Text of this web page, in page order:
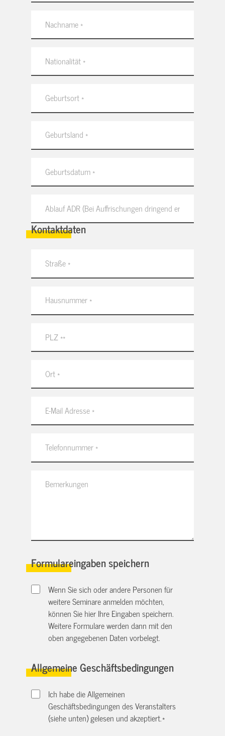
Kontaktdaten
Formulareingaben speichern
Wenn Sie sich oder andere Personen für
weitere Seminare anmelden möchten,
können Sie hier Ihre Eingaben speichern.
Weitere Formulare werden dann mit den
oben angegebenen Daten vorbelegt.
Allgemeine Geschäftsbedingungen
Ich habe die Allgemeinen
Geschäftsbedingungen des Veranstalters
(siehe unten) gelesen und akzeptiert.*